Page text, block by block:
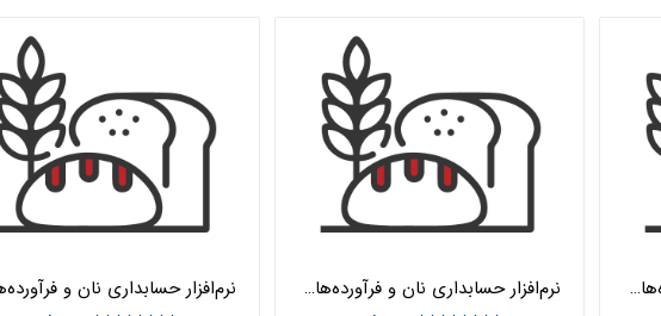
نرم‌افزار حسابداری نان و فرآورده‌های غلات شبکه هلو APEX نرم‌افزار حسابداری نان و فرآورده‌های غلات اتوماسیون تخصصی هلو APEX